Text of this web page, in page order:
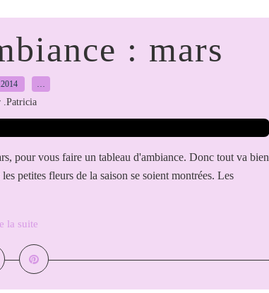
: mars
…
.Patricia
pour vous faire un tableau d'ambiance. Donc tout va bien
petites fleurs de la saison se soient montrées. Les
la suite